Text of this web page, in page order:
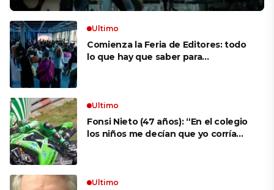
Ultimo
Comienza la Feria de Editores: todo
lo que hay que saber para
Ultimo
Fonsi Nieto (47 años): “En el colegio
los niños me decían que yo corría
Ultimo